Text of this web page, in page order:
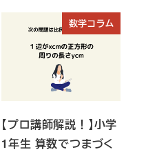
数学コラム
【プロ講師解説！】小学
1年生 算数でつまづく